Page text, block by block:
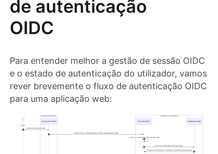
de autenticação
OIDC
Para entender melhor a gestão de sessão OIDC
e o estado de autenticação do utilizador, vamos
rever brevemente o fluxo de autenticação OIDC
para uma aplicação web: